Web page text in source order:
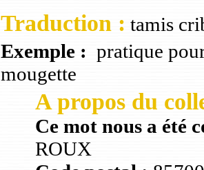
Traduction : tamis
Exemple : pratique
mougette
A propos du
Ce mot nous a été
ROUX